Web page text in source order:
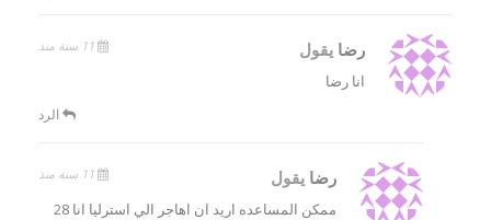
رضا يقول
انا رضا
الرد
رضايقول
ممكن المساعده اريد ان اهاجر الي استرليا انا 28